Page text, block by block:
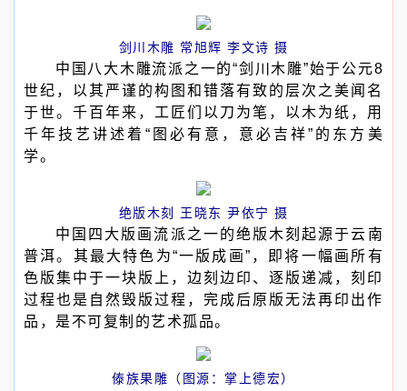
剑川木雕 常旭辉 李文诗 摄
中国八大木雕流派之一的“剑川木雕”始于公元8
世纪，以其严谨的构图和错落有致的层次之美闻名
于世。千百年来，工匠们以刀为笔，以木为纸，用
千年技艺讲述着“图必有意，意必吉祥”的东方美
学。
绝版木刻 王晓东 尹依宁 摄
中国四大版画流派之一的绝版木刻起源于云南
普洱。其最大特色为“一版成画”，即将一幅画所有
色版集中于一块版上，边刻边印、逐版递减，刻印
过程也是自然毁版过程，完成后原版无法再印出作
品，是不可复制的艺术孤品。
傣族果雕（图源：掌上德宏）